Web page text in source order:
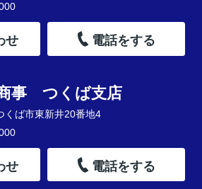
せ 電話をする
事 つくば支店
ば市東新井20番地4
せ 電話をする